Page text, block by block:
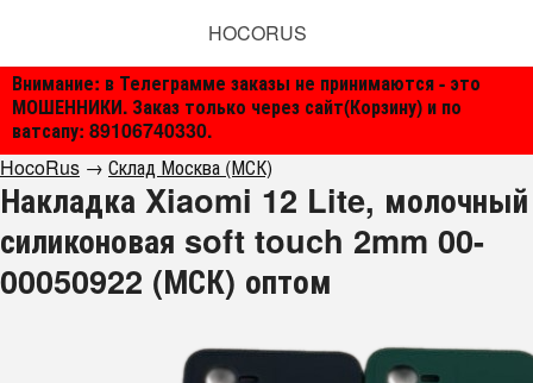
Внимание: в Телеграмме заказы не принимаются - это
МОШЕННИКИ. Заказ только через сайт(Корзину) и по
ватсапу: 89106740330.
HOCORUS
HocoRus → Склад Москва (МСК)
Накладка Xiaomi 12 Lite, молочный
силиконовая soft touch 2mm 00-
00050922 (МСК) оптом